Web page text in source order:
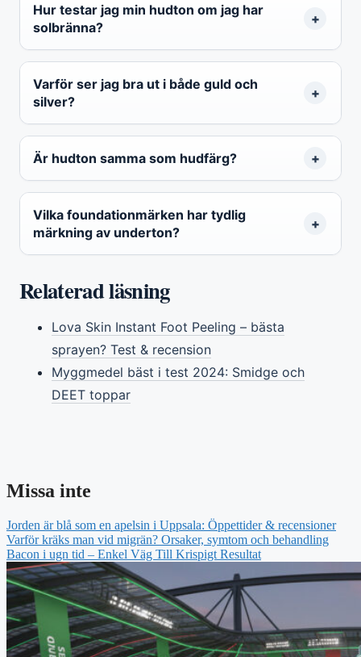
Hur testar jag min hudton om jag har
solbränna?
Varför ser jag bra ut i både guld och
silver?
Är hudton samma som hudfärg?
Vilka foundationmärken har tydlig
märkning av underton?
Relaterad läsning
Lova Skin Instant Foot Peeling – bästa
sprayen? Test & recension
Myggmedel bäst i test 2024: Smidge och
DEET toppar
Missa inte
Jorden är blå som en apelsin i Uppsala: Öppettider & recensioner
Varför kräks man vid migrän? Orsaker, symtom och behandling
Bacon i ugn tid – Enkel Väg Till Krispigt Resultat